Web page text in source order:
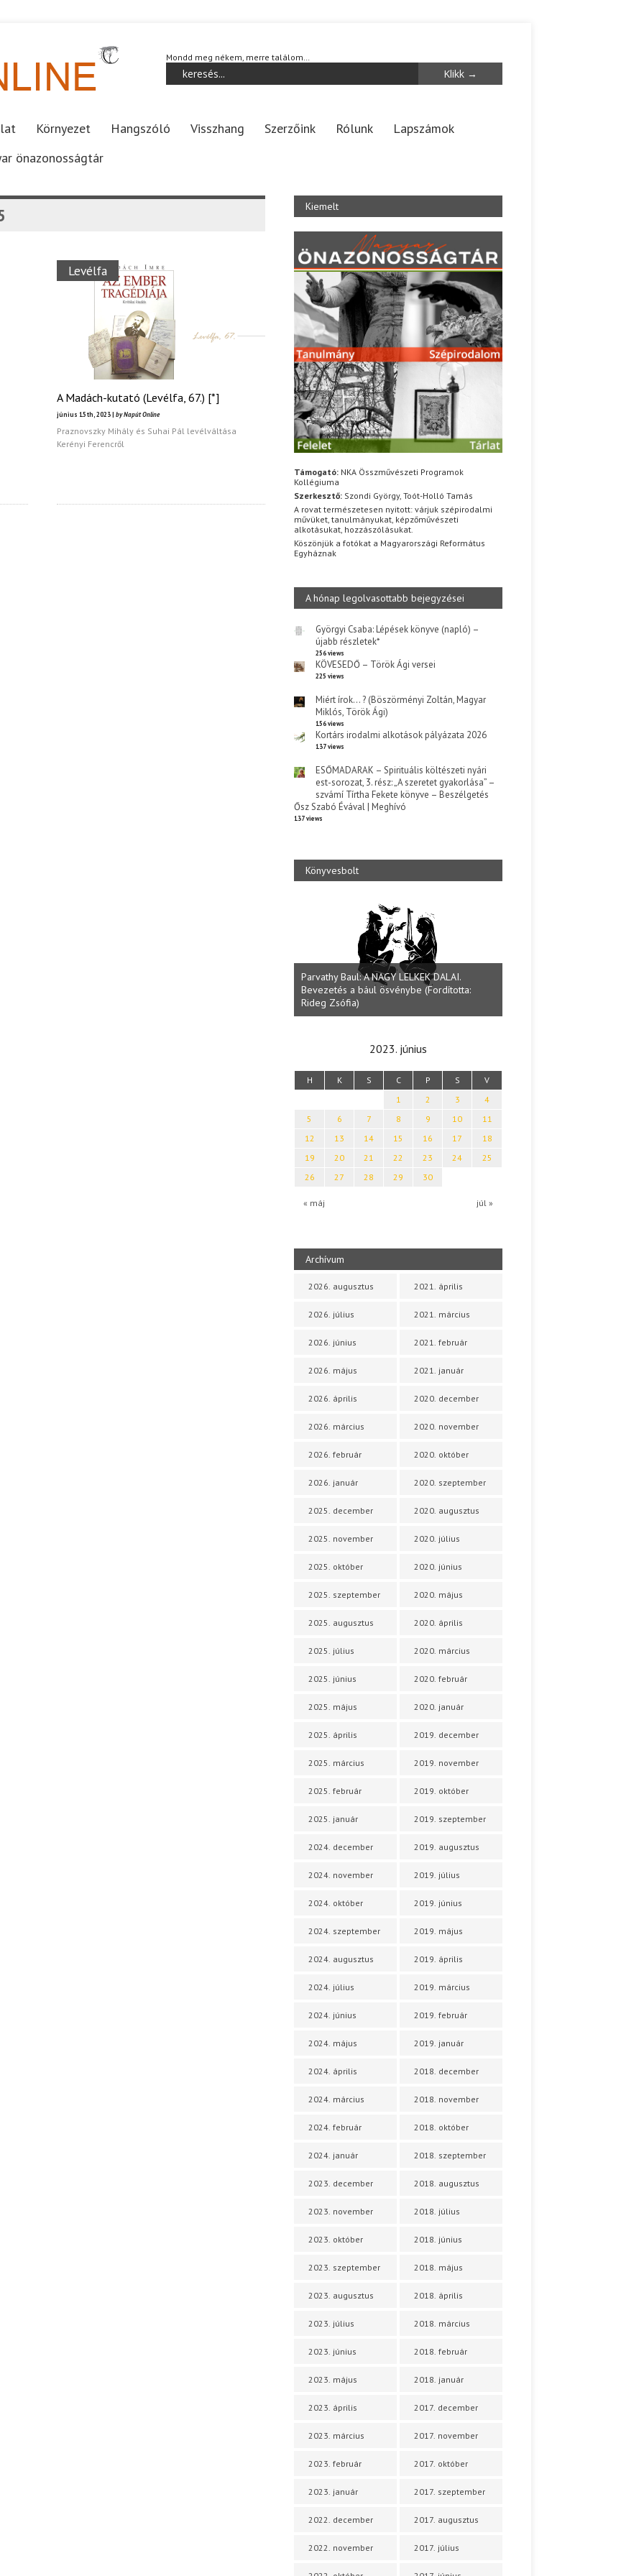
Mondd meg nékem, merre találom…
Környezet Hangszóló Visszhang Szerzőink Rólunk
Lapszámok
önazonosságtár
Levélfa
A Madách-kutató (Levélfa, 67.) [*]
június 15th, 2023 | by Napút Online
Praznovszky Mihály és Suhai Pál levélváltása
Kerényi Ferencről
Kiemelt
Támogató: NKA Összművészeti Programok
Kollégiuma
Szerkesztő: Szondi György, Toót-Holló Tamás
A rovat természetesen nyitott: várjuk szépirodalmi
művüket, tanulmányukat, képzőművészeti
alkotásukat, hozzászólásukat.
Köszönjük a fotókat a Magyarországi Református
Egyháznak
A hónap legolvasottabb bejegyzései
Györgyi Csaba: Lépések könyve (napló) –
újabb részletek*
256 views
KÖVESEDŐ – Török Ági versei
225 views
Miért írok… ? (Böszörményi Zoltán, Magyar
Miklós, Török Ági)
156 views
Kortárs irodalmi alkotások pályázata 2026
137 views
ESŐMADARAK – Spirituális költészeti nyári
est-sorozat, 3. rész: „A szeretet gyakorlása” –
szvámí Tírtha Fekete könyve – Beszélgetés
Ősz Szabó Évával | Meghívó
137 views
Könyvesbolt
Parvathy Baul: A NAGY LELKEK DALAI.
Bevezetés a bául ösvénybe (Fordította:
Rideg Zsófia)
2023. június
H K S C P S V
« máj júl »
1 2 3
4
5
6 7 8 9 10
11
12
13 14 15 16 17
18
19
20 21 22 23 24
25
26
27 28 29 30
Archívum
2026. augusztus
2026. július
2026. június
2026. május
2026. április
2026. március
2026. február
2026. január
2025. december
2025. november
2025. október
2025. szeptember
2025. augusztus
2025. július
2025. június
2025. május
2025. április
2025. március
2025. február
2025. január
2024. december
2024. november
2024. október
2024. szeptember
2024. augusztus
2024. július
2024. június
2024. május
2024. április
2024. március
2024. február
2024. január
2023. december
2023. november
2023. október
2023. szeptember
2023. augusztus
2023. július
2023. június
2023. május
2023. április
2023. március
2023. február
2023. január
2022. december
2022. november
2021. április
2021. március
2021. február
2021. január
2020. december
2020. november
2020. október
2020. szeptember
2020. augusztus
2020. július
2020. június
2020. május
2020. április
2020. március
2020. február
2020. január
2019. december
2019. november
2019. október
2019. szeptember
2019. augusztus
2019. július
2019. június
2019. május
2019. április
2019. március
2019. február
2019. január
2018. december
2018. november
2018. október
2018. szeptember
2018. augusztus
2018. július
2018. június
2018. május
2018. április
2018. március
2018. február
2018. január
2017. december
2017. november
2017. október
2017. szeptember
2017. augusztus
2017. július